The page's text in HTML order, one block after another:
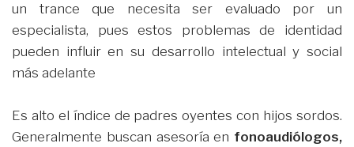
un trance que necesita ser evaluado por un
especialista, pues estos problemas de identidad
pueden influir en su desarrollo intelectual y social
más adelante
Es alto el índice de padres oyentes con hijos sordos.
Generalmente buscan asesoría en fonoaudiólogos,